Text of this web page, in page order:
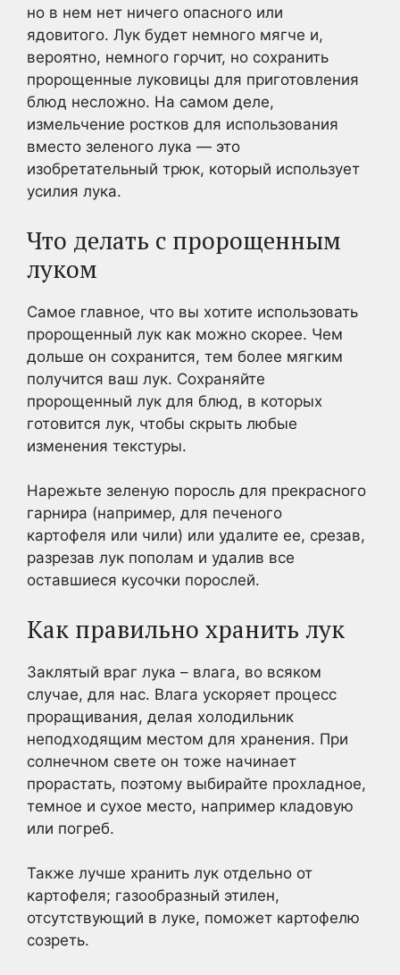
но в нем нет ничего опасного или
ядовитого. Лук будет немного мягче и,
вероятно, немного горчит, но сохранить
пророщенные луковицы для приготовления
блюд несложно. На самом деле,
измельчение ростков для использования
вместо зеленого лука — это
изобретательный трюк, который использует
усилия лука.
Что делать с пророщенным
луком
Самое главное, что вы хотите использовать
пророщенный лук как можно скорее. Чем
дольше он сохранится, тем более мягким
получится ваш лук. Сохраняйте
пророщенный лук для блюд, в которых
готовится лук, чтобы скрыть любые
изменения текстуры.
Нарежьте зеленую поросль для прекрасного
гарнира (например, для печеного
картофеля или чили) или удалите ее, срезав,
разрезав лук пополам и удалив все
оставшиеся кусочки порослей.
Как правильно хранить лук
Заклятый враг лука – влага, во всяком
случае, для нас. Влага ускоряет процесс
проращивания, делая холодильник
неподходящим местом для хранения. При
солнечном свете он тоже начинает
прорастать, поэтому выбирайте прохладное,
темное и сухое место, например кладовую
или погреб.
Также лучше хранить лук отдельно от
картофеля; газообразный этилен,
отсутствующий в луке, поможет картофелю
созреть.